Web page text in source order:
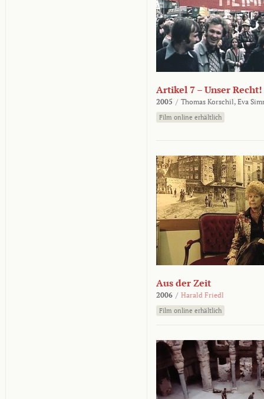
Artikel 7 – Unser Recht!
2005 / Thomas Korschil, Eva
Film online erhältlich
Aus der Zeit
2006 / Harald Friedl
Film online erhältlich